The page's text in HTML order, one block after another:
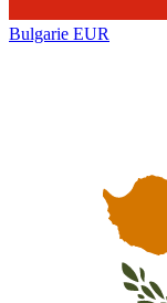
Bulgarie EUR